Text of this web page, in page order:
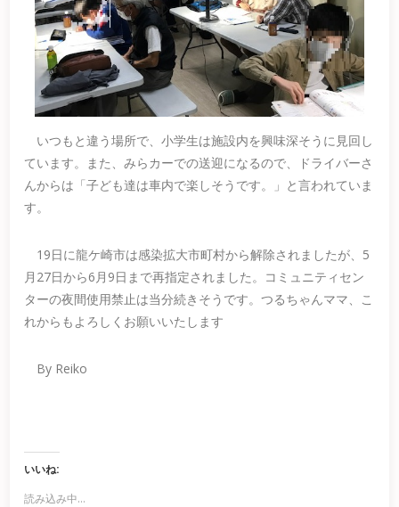
いつもと違う場所で、小学生は施設内を興味深そうに見回し
ています。また、みらカーでの送迎になるので、ドライバーさ
んからは「子ども達は車内で楽しそうです。」と言われていま
す。
19日に龍ケ崎市は感染拡大市町村から解除されましたが、5
月27日から6月9日まで再指定されました。コミュニティセン
ターの夜間使用禁止は当分続きそうです。つるちゃんママ、こ
れからもよろしくお願いいたします
By Reiko
いいね:
読み込み中...